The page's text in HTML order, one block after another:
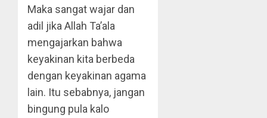
Maka sangat wajar dan
adil jika Allah Ta’ala
mengajarkan bahwa
keyakinan kita berbeda
dengan keyakinan agama
lain. Itu sebabnya, jangan
bingung pula kalo